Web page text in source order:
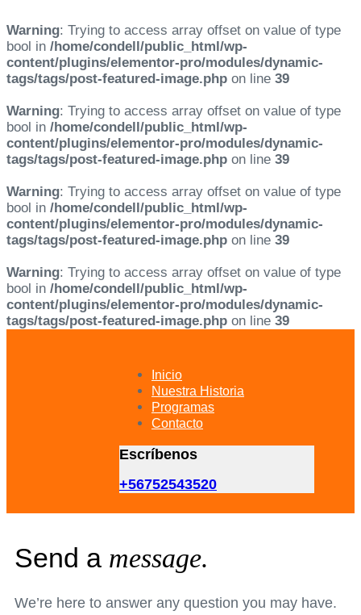
Warning: Trying to access array offset on value of type
bool in /home/condell/public_html/wp-
content/plugins/elementor-pro/modules/dynamic-
tags/tags/post-featured-image.php on line 39
Warning: Trying to access array offset on value of type
bool in /home/condell/public_html/wp-
content/plugins/elementor-pro/modules/dynamic-
tags/tags/post-featured-image.php on line 39
Warning: Trying to access array offset on value of type
bool in /home/condell/public_html/wp-
content/plugins/elementor-pro/modules/dynamic-
tags/tags/post-featured-image.php on line 39
Warning: Trying to access array offset on value of type
bool in /home/condell/public_html/wp-
content/plugins/elementor-pro/modules/dynamic-
tags/tags/post-featured-image.php on line 39
Inicio
Nuestra Historia
Programas
Contacto
Escríbenos
+56752543520
Send a message.
We’re here to answer any question you may have.